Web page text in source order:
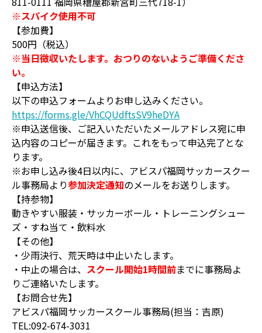
※スパイク使用不可
【参加費】
500円（税込）
※当日徴収いたします。おつりのないようご準備くださ
い。
【申込方法】
以下の申込フォームよりお申し込みください。
https://forms.gle/VhCQUdftsSV9heDYA
※申込送信後、ご記入いただいたメールアドレス宛に申
込内容のコピーが届きます。これをもって申込完了とな
ります。
※お申し込み後4日以内に、アビスパ福岡サッカースクー
ル事務局より参加決定通知のメールをお送りします。
【持参物】
動きやすい服装・サッカーボール・トレーニングシュー
ズ・すね当て・飲料水
【その他】
・少雨決行、荒天時は中止いたします。
・中止の場合は、 スクール開始1時間前までに事務局よ
りご連絡いたします。
【お問合せ先】
アビスパ福岡サッカースクール事務局(担当：吉原)
TEL:092-674-3031